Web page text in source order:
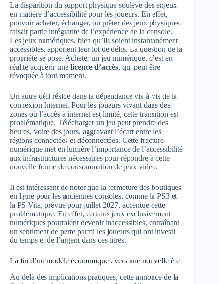
La disparition du support physique soulève des enjeux
en matière d’accessibilité pour les joueurs. En effet,
pouvoir acheter, échanger, ou prêter des jeux physiques
faisait partie intégrante de l’expérience de la console.
Les jeux numériques, bien qu’ils soient instantanément
accessibles, apportent leur lot de défis. La question de la
propriété se pose. Acheter un jeu numérique, c’est en
réalité acquérir une licence d’accès, qui peut être
révoquée à tout moment.
Un autre défi réside dans la dépendance vis-à-vis de la
connexion Internet. Pour les joueurs vivant dans des
zones où l’accès à internet est limité, cette transition est
problématique. Télécharger un jeu peut prendre des
heures, voire des jours, aggravant l’écart entre les
régions connectées et déconnectées. Cette fracture
numérique met en lumière l’importance de l’accessibilité
aux infrastructures nécessaires pour répondre à cette
nouvelle forme de consommation de jeux vidéo.
Il est intéressant de noter que la fermeture des boutiques
en ligne pour les anciennes consoles, comme la PS3 et
la PS Vita, prévue pour juillet 2027, accentue cette
problématique. En effet, certains jeux exclusivement
numériques pourraient devenir inaccessibles, entraînant
un sentiment de perte parmi les joueurs qui ont investi
du temps et de l’argent dans ces titres.
La fin d’un modèle économique : vers une nouvelle ère
Au-delà des implications pratiques, cette annonce de la